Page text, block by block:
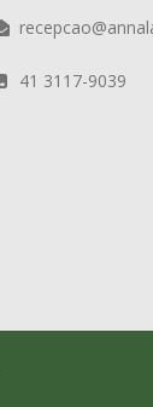
41 3117-9039